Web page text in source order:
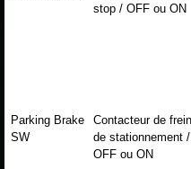
stop / OFF ou ON
Parking Brake
SW
Contacteur de frein
de stationnement /
OFF ou ON